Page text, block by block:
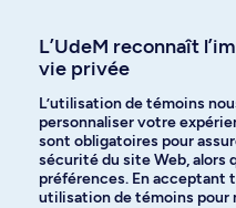
Besoin d’aide?
On est là pour vous!
L’UdeM reconnaît
vie privée
L’utilisation de témoins
personnaliser votre
sont obligatoires pour
sécurité du site Web, alors
préférences. En acceptant
utilisation de témoins pour